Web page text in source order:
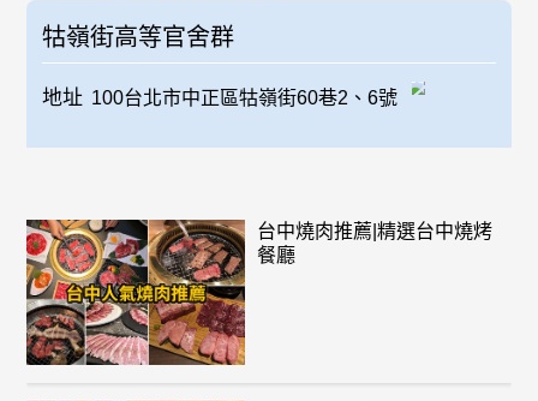
牯嶺街高等官舍群
地址 100台北市中正區牯嶺街60巷2、6號
台中燒肉推薦|精選台中燒烤
餐廳